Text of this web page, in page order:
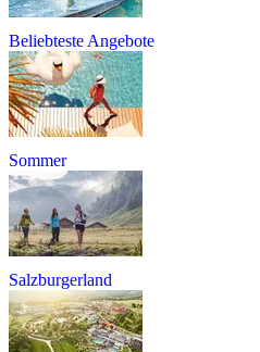
Beliebteste Angebote
Sommer
Salzburgerland